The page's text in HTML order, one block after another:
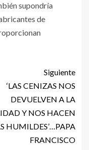
supondría
de
Siguiente
‘LAS CENIZAS NOS
DEVUELVEN A LA
Y NOS HACEN
HUMILDES’…PAPA
FRANCISCO